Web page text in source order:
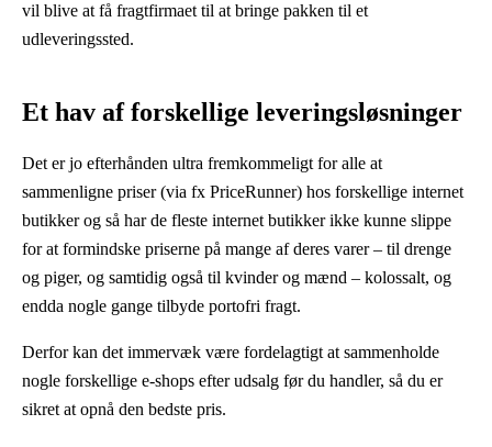
vil blive at få fragtfirmaet til at bringe pakken til et
udleveringssted.
Et hav af forskellige leveringsløsninger
Det er jo efterhånden ultra fremkommeligt for alle at
sammenligne priser (via fx PriceRunner) hos forskellige internet
butikker og så har de fleste internet butikker ikke kunne slippe
for at formindske priserne på mange af deres varer – til drenge
og piger, og samtidig også til kvinder og mænd – kolossalt, og
endda nogle gange tilbyde portofri fragt.
Derfor kan det immervæk være fordelagtigt at sammenholde
nogle forskellige e-shops efter udsalg før du handler, så du er
sikret at opnå den bedste pris.